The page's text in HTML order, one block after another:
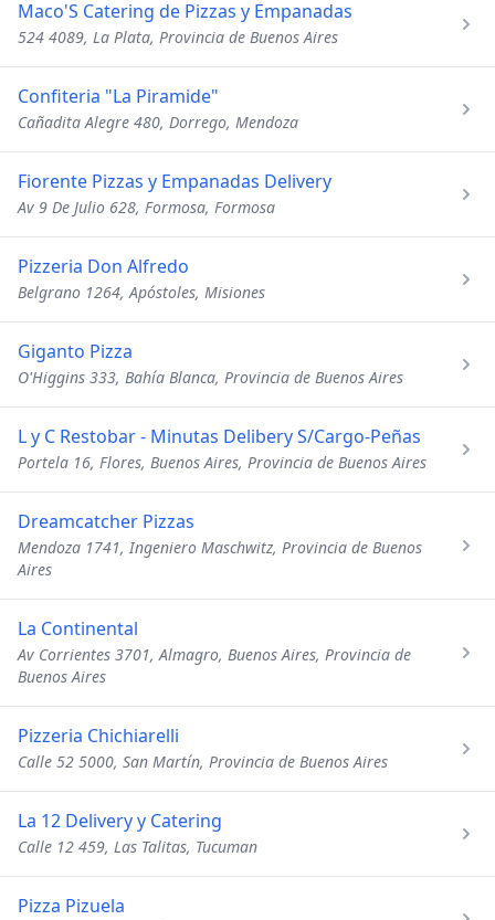
Maco'S Catering de Pizzas y Empanadas
524 4089, La Plata, Provincia de Buenos Aires
Confiteria "La Piramide"
Cañadita Alegre 480, Dorrego, Mendoza
Fiorente Pizzas y Empanadas Delivery
Av 9 De Julio 628, Formosa, Formosa
Pizzeria Don Alfredo
Belgrano 1264, Apóstoles, Misiones
Giganto Pizza
O'Higgins 333, Bahía Blanca, Provincia de Buenos Aires
L y C Restobar - Minutas Delibery S/Cargo-Peñas
Portela 16, Flores, Buenos Aires, Provincia de Buenos Aires
Dreamcatcher Pizzas
Mendoza 1741, Ingeniero Maschwitz, Provincia de Buenos
Aires
La Continental
Av Corrientes 3701, Almagro, Buenos Aires, Provincia de
Buenos Aires
Pizzeria Chichiarelli
Calle 52 5000, San Martín, Provincia de Buenos Aires
La 12 Delivery y Catering
Calle 12 459, Las Talitas, Tucuman
Pizza Pizuela